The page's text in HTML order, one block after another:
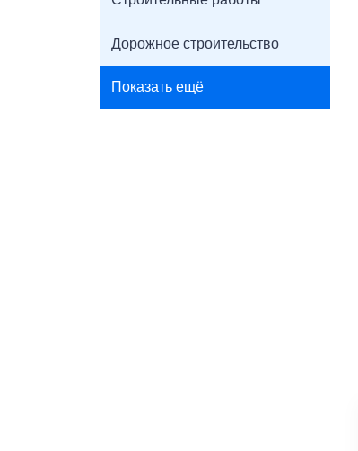
Дорожное строительство
Показать ещё